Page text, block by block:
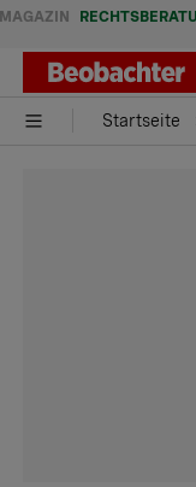
MAGAZIN
Startseite